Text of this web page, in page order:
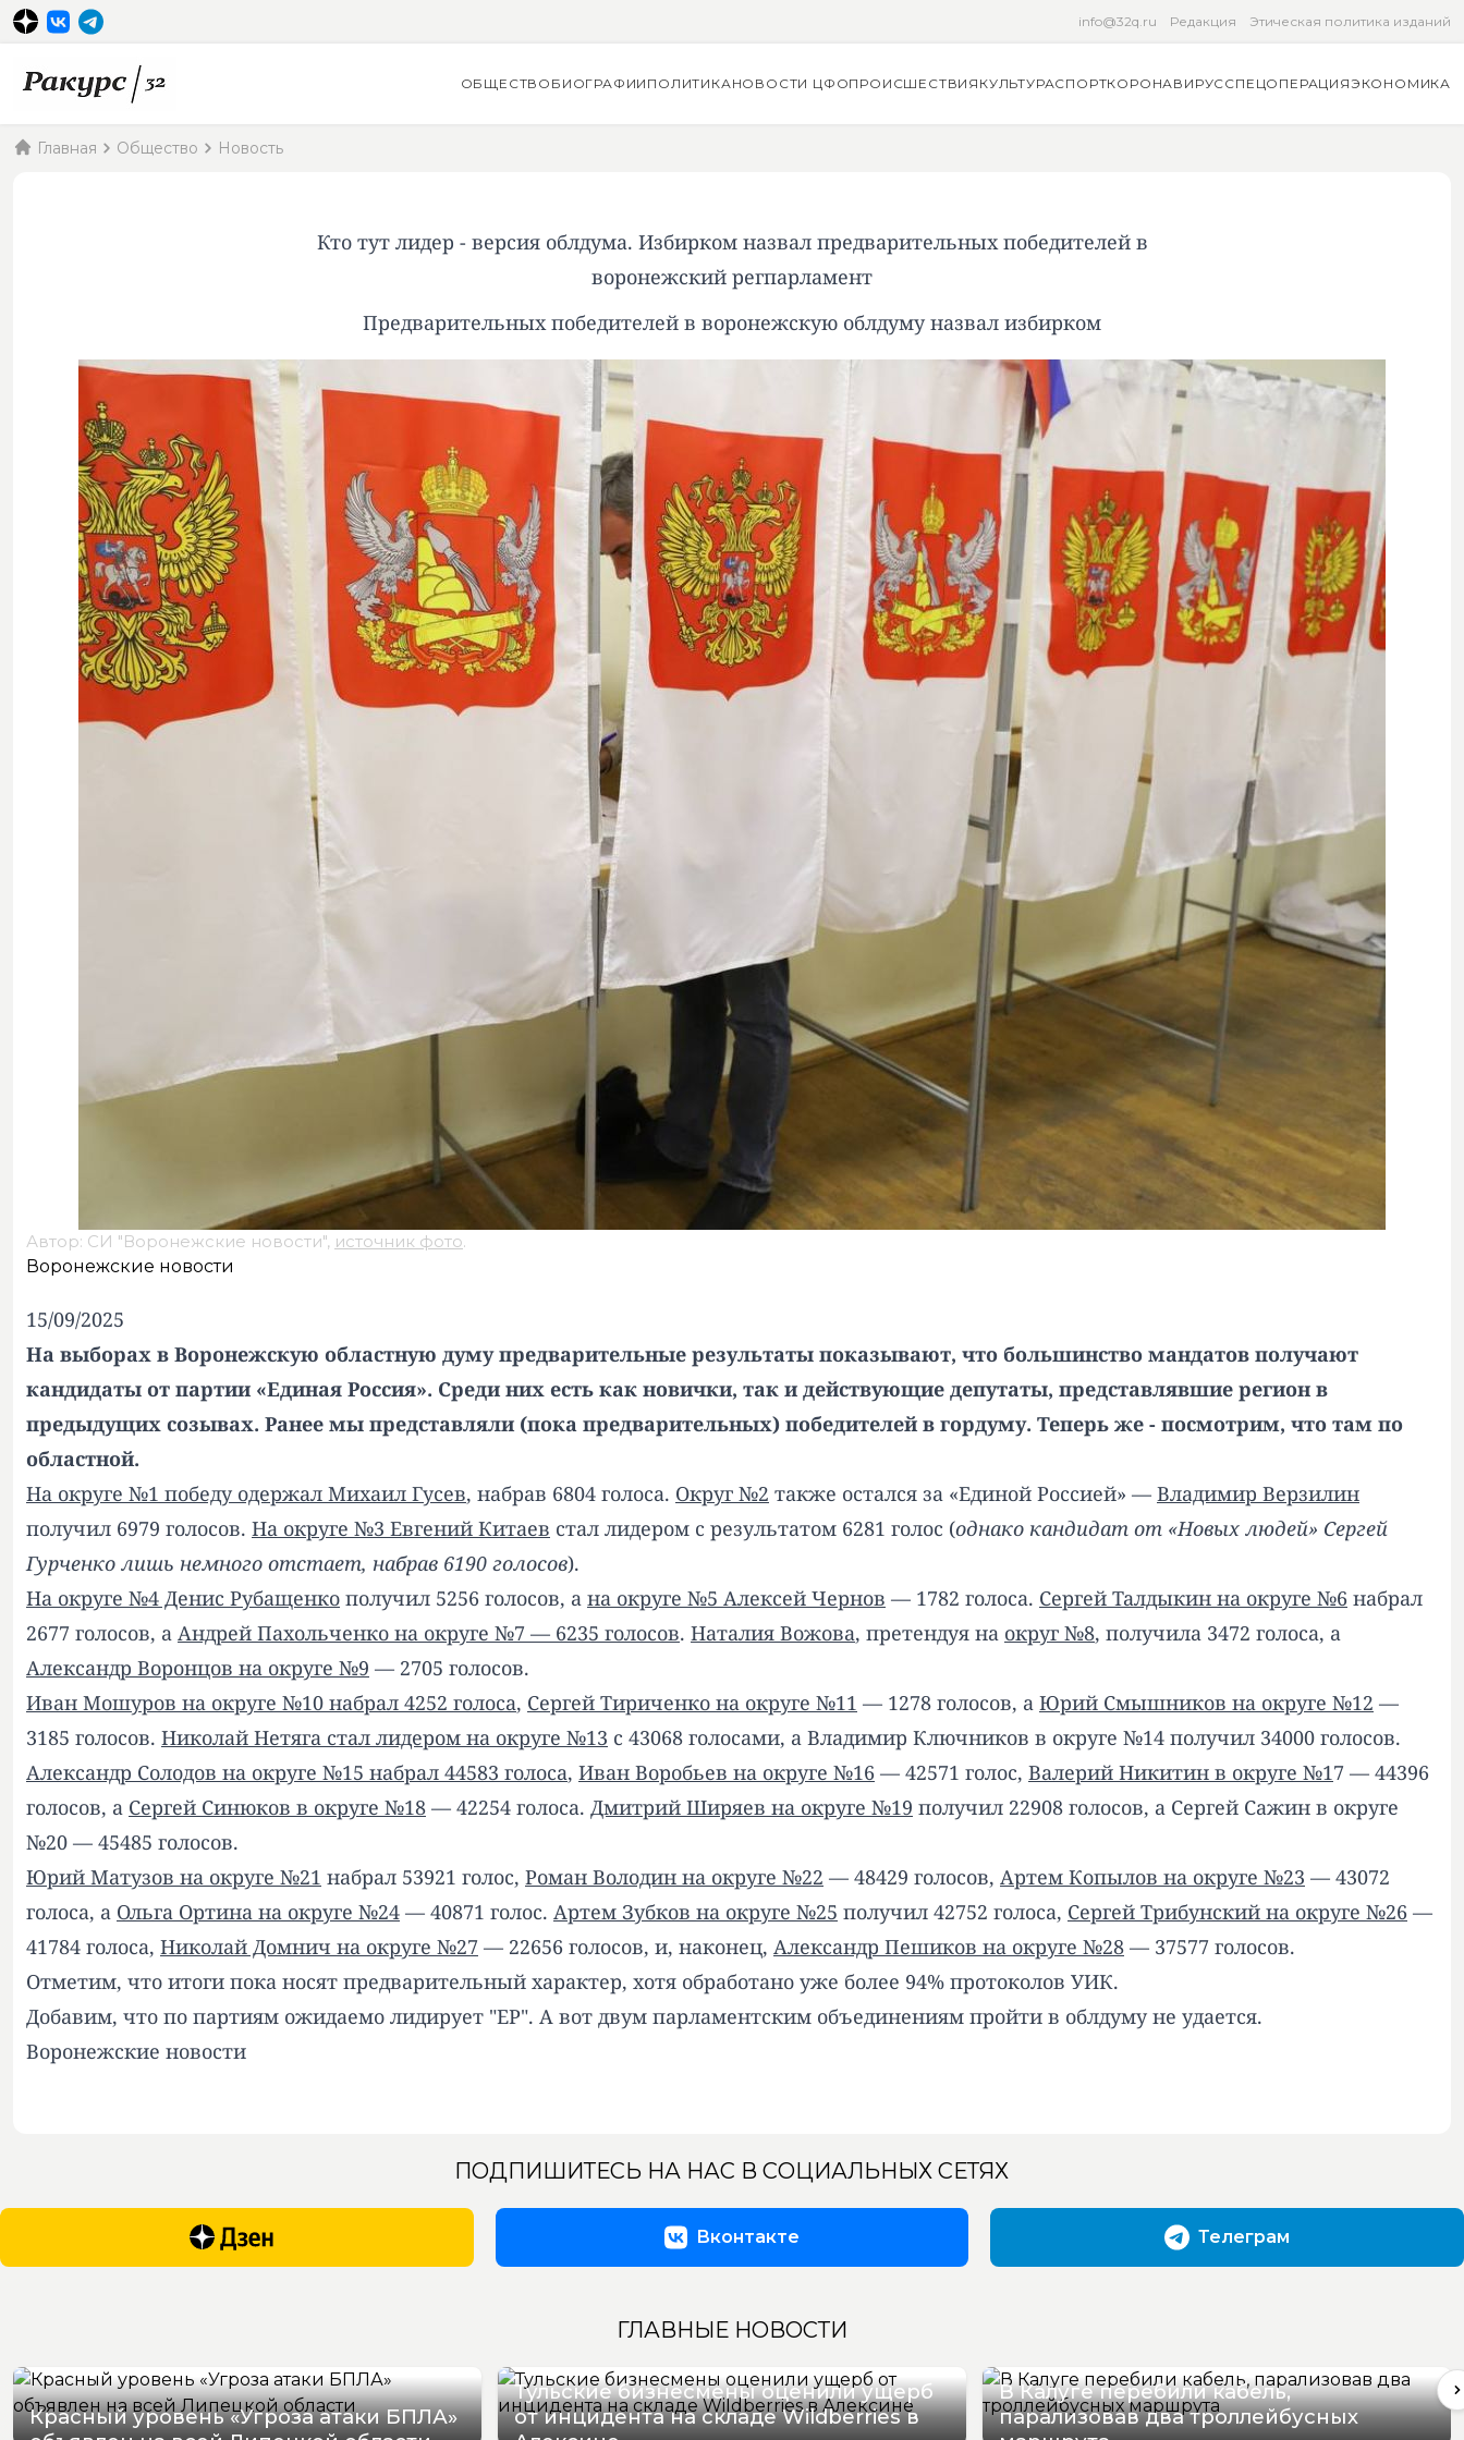
info@32q.ru Редакция Этическая политика изданий
ОБЩЕСТВО БИОГРАФИИ ПОЛИТИКАНОВОСТИ ЦФОПРОИСШЕСТВИЯ КУЛЬТУРАСПОРТКОРОНАВИРУССПЕЦОПЕРАЦИЯЭКОНОМИКА
Главная Общество Новость
Кто тут лидер - версия облдума. Избирком назвал предварительных победителей в
воронежский регпарламент
Предварительных победителей в воронежскую облдуму назвал избирком
Автор: СИ "Воронежские новости", источник фото.
Воронежские новости
15/09/2025
На выборах в Воронежскую областную думу предварительные результаты показывают, что большинство мандатов получают
кандидаты от партии «Единая Россия». Среди них есть как новички, так и действующие депутаты, представлявшие регион в
предыдущих созывах. Ранее мы представляли (пока предварительных) победителей в гордуму. Теперь же - посмотрим, что там по
областной.
На округе №1 победу одержал Михаил Гусев, набрав 6804 голоса. Округ №2 также остался за «Единой Россией» — Владимир Верзилин
получил 6979 голосов. На округе №3 Евгений Китаев стал лидером с результатом 6281 голос (однако кандидат от «Новых людей» Сергей
Гурченко лишь немного отстает, набрав 6190 голосов).
На округе №4 Денис Рубащенко получил 5256 голосов, а на округе №5 Алексей Чернов — 1782 голоса. Сергей Талдыкин на округе №6 набрал
2677 голосов, а Андрей Пахольченко на округе №7 — 6235 голосов. Наталия Вожова, претендуя на округ №8, получила 3472 голоса, а
Александр Воронцов на округе №9 — 2705 голосов.
Иван Мошуров на округе №10 набрал 4252 голоса, Сергей Тириченко на округе №11 — 1278 голосов, а Юрий Смышников на округе №12 —
3185 голосов. Николай Нетяга стал лидером на округе №13 с 43068 голосами, а Владимир Ключников в округе №14 получил 34000 голосов.
Александр Солодов на округе №15 набрал 44583 голоса, Иван Воробьев на округе №16 — 42571 голос, Валерий Никитин в округе №17 — 44396
голосов, а Сергей Синюков в округе №18 — 42254 голоса. Дмитрий Ширяев на округе №19 получил 22908 голосов, а Сергей Сажин в округе
№20 — 45485 голосов.
Юрий Матузов на округе №21 набрал 53921 голос, Роман Володин на округе №22 — 48429 голосов, Артем Копылов на округе №23 — 43072
голоса, а Ольга Ортина на округе №24 — 40871 голос. Артем Зубков на округе №25 получил 42752 голоса, Сергей Трибунский на округе №26 —
41784 голоса, Николай Домнич на округе №27 — 22656 голосов, и, наконец, Александр Пешиков на округе №28 — 37577 голосов.
Отметим, что итоги пока носят предварительный характер, хотя обработано уже более 94% протоколов УИК.
Добавим, что по партиям ожидаемо лидирует "ЕР". А вот двум парламентским объединениям пройти в облдуму не удается.
Воронежские новости
ПОДПИШИТЕСЬ НА НАС В СОЦИАЛЬНЫХ СЕТЯХ
Вконтакте Телеграм
ГЛАВНЫЕ НОВОСТИ
Красный уровень «Угроза атаки БПЛА»
Тульские бизнесмены оценили ущерб
от инцидента на складе Wildberries в
В Калуге перебили кабель,
парализовав два троллейбусных